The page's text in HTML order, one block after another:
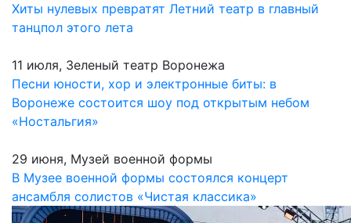
Хиты нулевых превратят Летний театр в главный
танцпол этого лета
11 июля, Зеленый театр Воронежа
Песни юности, хор и электронные биты: в
Воронеже состоится шоу под открытым небом
«Ностальгия»
29 июня, Музей военной формы
В Музее военной формы состоялся концерт
ансамбля солистов «Чистая классика»